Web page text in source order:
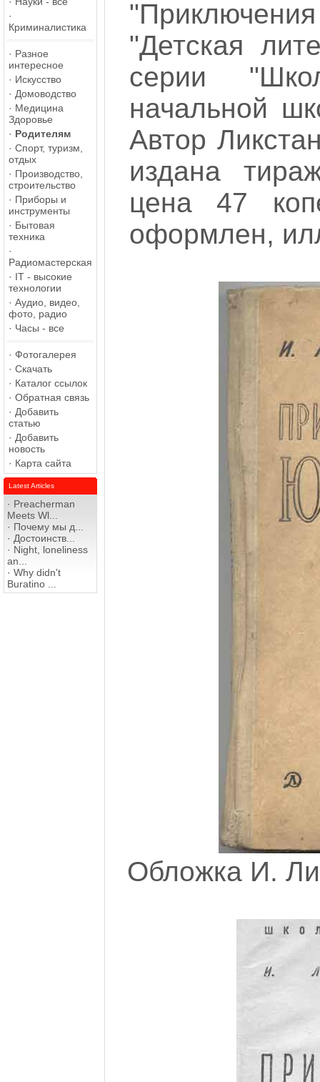
·
Криминалистика
· Разное
интересное
· Искусство
· Домоводство
· Медицина
Здоровье
· Родителям
· Спорт, туризм,
отдых
· Производство,
строительство
· Приборы и
инструменты
· Бытовая
техника
·
Радиомастерская
· IT - высокие
технологии
· Аудио, видео,
фото, радио
· Часы - все
· Фотогалерея
· Скачать
· Каталог ссылок
· Обратная связь
· Добавить
статью
· Добавить
новость
· Карта сайта
Latest Articles
· Preacherman
Meets Wl...
· Почему мы д...
· Достоинств...
· Night, loneliness
an...
· Why didn't
Buratino ...
"Детская
серии
начальной
Автор
издана
цена 47
оформлен,
Обложка И.